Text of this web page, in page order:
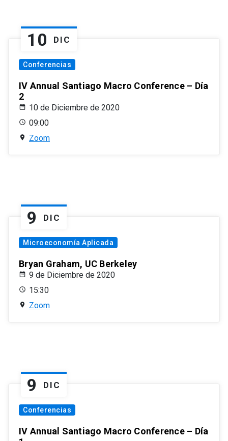
10 DIC
Conferencias
IV Annual Santiago Macro Conference – Día
2
10 de Diciembre de 2020
09:00
Zoom
9 DIC
Microeconomía Aplicada
Bryan Graham, UC Berkeley
9 de Diciembre de 2020
15:30
Zoom
9 DIC
Conferencias
IV Annual Santiago Macro Conference – Día